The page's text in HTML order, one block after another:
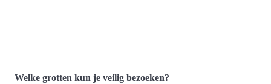
Welke grotten kun je veilig bezoeken?